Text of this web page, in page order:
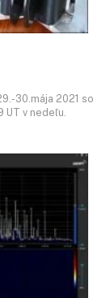
30.mája 2021 so
UT v nedeľu.